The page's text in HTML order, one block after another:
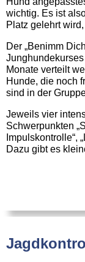
wichtig. Es ist
Platz gelehrt
Der „Benimm
Monate verteilt
Hunde, die noch
sind in der
Jeweils vier
Schwerpunkten
Impulskontrolle“,
Dazu gibt es